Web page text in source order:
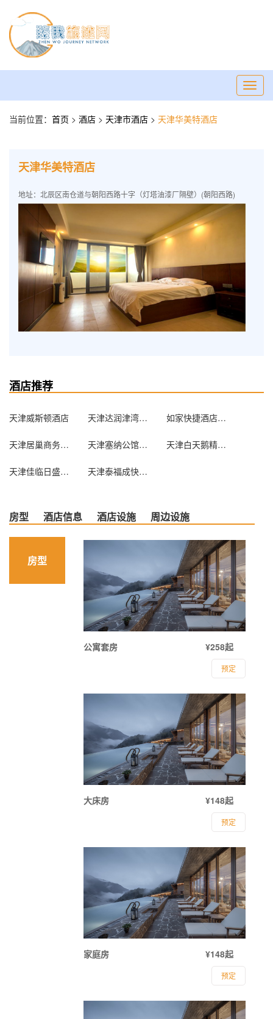
当前位置： 首页 > 酒店 > 天津市酒店 > 天津华美特酒店
天津华美特酒店
地址：北辰区南仓道与朝阳西路十字（灯塔油漆厂隔壁）(朝阳西路)
酒店推荐
天津威斯顿酒店 天津达润津湾酒店 如家快捷酒店（蓟县鼓楼店）
天津居巢商务酒店(东丽开发区轻轨站店) 天津塞纳公馆法式服务公寓 天津白天鹅精品酒店
天津佳临日盛快捷酒店 天津泰福成快捷酒店
房型 酒店信息 酒店设施 周边设施
房型
公寓套房 ¥258起
预定
大床房 ¥148起
预定
家庭房 ¥148起
预定